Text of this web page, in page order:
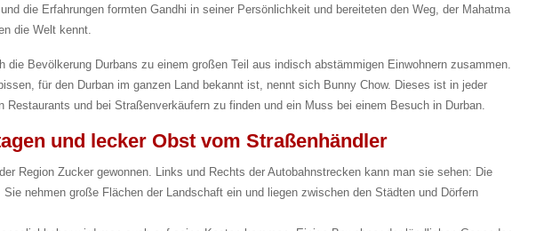
die Erfahrungen formten Gandhi in seiner Persönlichkeit und bereiteten den Weg, der Mahatma
die Welt kennt.
die Bevölkerung Durbans zu einem großen Teil aus indisch abstämmigen Einwohnern zusammen.
für den Durban im ganzen Land bekannt ist, nennt sich Bunny Chow. Dieses ist in jeder
Restaurants und bei Straßenverkäufern zu finden und ein Muss bei einem Besuch in Durban.
und lecker Obst vom Straßenhändler
Region Zucker gewonnen. Links und Rechts der Autobahnstrecken kann man sie sehen: Die
Sie nehmen große Flächen der Landschaft ein und liegen zwischen den Städten und Dörfern